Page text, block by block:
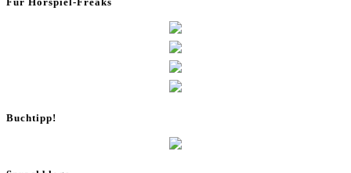
Buch­tipp!